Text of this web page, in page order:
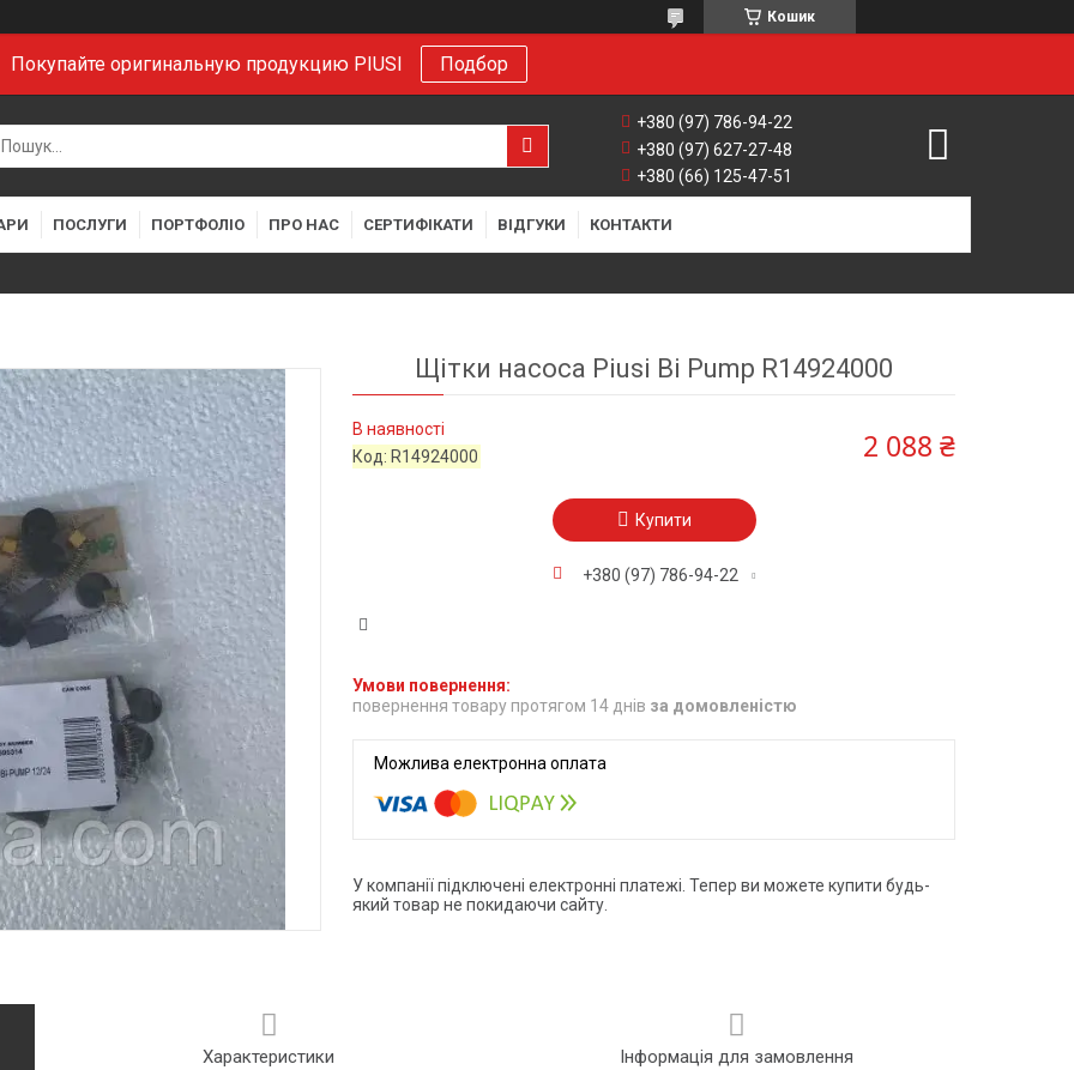
Кошик
Покупайте оригинальную продукцию PIUSI Подбор
+380 (97) 786-94-22
+380 (97) 627-27-48
+380 (66) 125-47-51
ПОСЛУГИ ПОРТФОЛІО ПРО НАС СЕРТИФІКАТИ ВІДГУКИ КОНТАКТИ
Щітки насоса Piusi Bi Pump R14924000
В наявності
Код: R14924000 2 088 ₴
Купити
+380 (97) 786-94-22
повернення товару протягом 14 днів за домовленістю
У компанії підключені електронні платежі. Тепер ви можете купити будь-
який товар не покидаючи сайту.
Характеристики Інформація для замовлення